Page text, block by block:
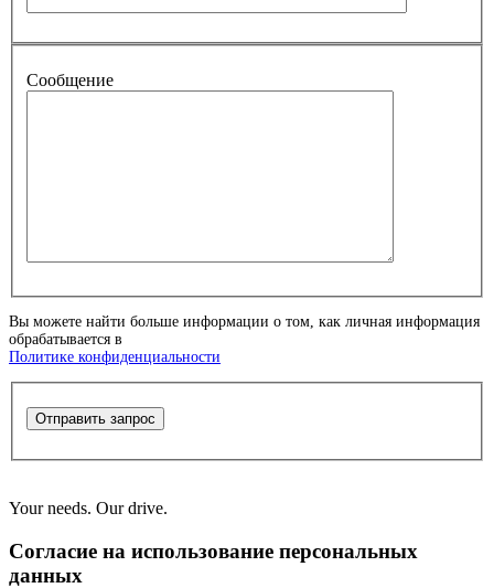
Сообщение
Вы можете найти больше информации о том, как личная информация
обрабатывается в
Политике конфиденциальности
Отправить запрос
Your needs. Our drive.
Согласие на использование персональных
данных